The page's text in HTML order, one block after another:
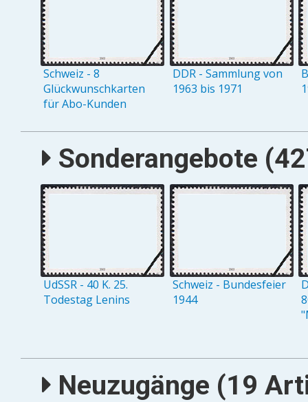
Schweiz - 8
Glückwunschkarten
für Abo-Kunden
DDR - Sammlung von
1963 bis 1971
Sonderangebote
UdSSR - 40 K. 25.
Todestag Lenins
Schweiz - Bundesfeier
1944
Neuzugänge (19